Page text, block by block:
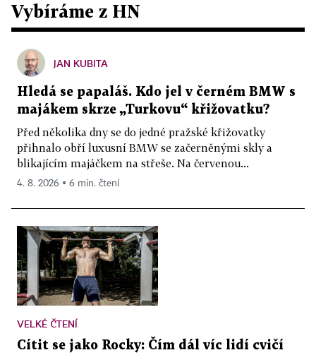
Vybíráme z HN
JAN KUBITA
Hledá se papaláš. Kdo jel v černém BMW s
majákem skrze „Turkovu“ křižovatku?
Před několika dny se do jedné pražské křižovatky
přihnalo obří luxusní BMW se začerněnými skly a
blikajícím majáčkem na střeše. Na červenou...
4. 8. 2026 ▪ 6 min. čtení
VELKÉ ČTENÍ
Cítit se jako Rocky: Čím dál víc lidí cvičí